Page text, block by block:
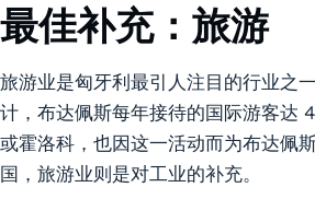
最佳补充：旅游
旅游业是匈牙利最引人注目的行业之
计，布达佩斯每年接待的国际游客达
或霍洛科，也因这一活动而为布达佩
国，旅游业则是对工业的补充。